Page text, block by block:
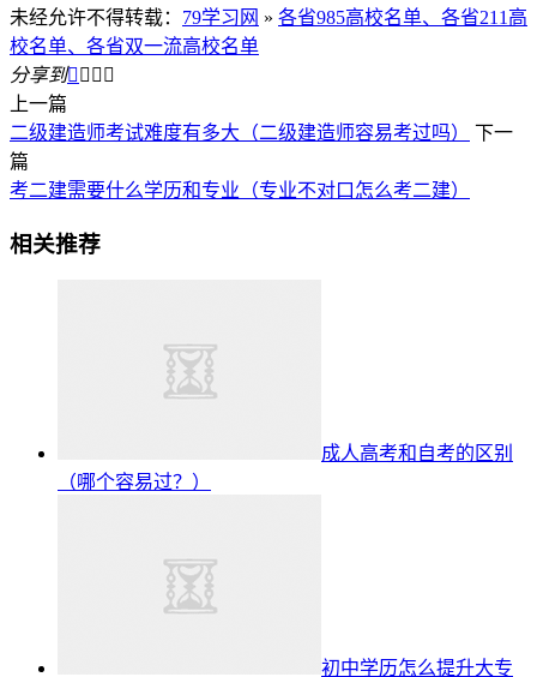
未经允许不得转载： 79学习网 » 各省985高校名单、各省211高
校名单、各省双一流高校名单
分享到   
上一篇
二级建造师考试难度有多大（二级建造师容易考过吗）
下一
篇
考二建需要什么学历和专业（专业不对口怎么考二建）
相关推荐
成人高考和自考的区别
（哪个容易过？）
初中学历怎么提升大专